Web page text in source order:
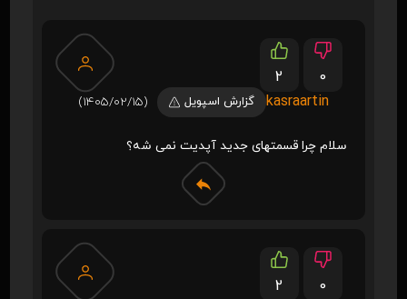
2
0
kasraartin
گزارش اسپویل (1405/02/15)
سلام چرا قسمتهای جدید آپدیت نمی شه؟
2
0